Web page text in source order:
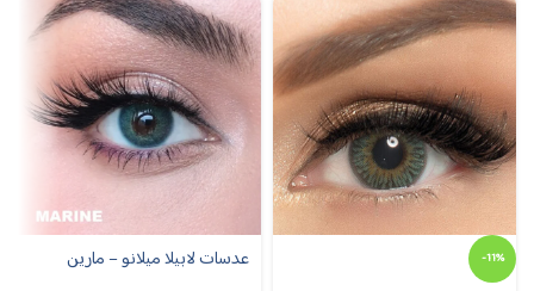
-11%
عدسات لابيلا ميلانو – مارين